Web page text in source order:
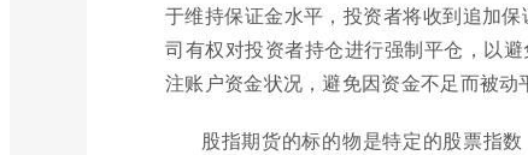
于维持保证金水平，投资者将收到追加
司有权对投资者持仓进行强制平仓，以
注账户资金状况，避免因资金不足而被动
股指期货的标的物是特定的股票指